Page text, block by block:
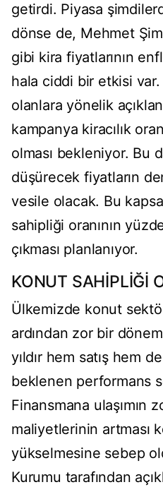
getirdi. Piyasa
dönse de, Mehmet
gibi kira fiyatlarının
hala ciddi bir etkisi
olanlara yönelik
kampanya kiracılık
olması bekleniyor. Bu
düşürecek fiyatların
vesile olacak. Bu
sahipliği oranının
çıkması planlanıyor.
KONUT SAHİPLİĞİ
Ülkemizde konut
ardından zor bir
yıldır hem satış hem
beklenen performans
Finansmana ulaşımın
maliyetlerinin artması
yükselmesine sebep
Kurumu tarafından